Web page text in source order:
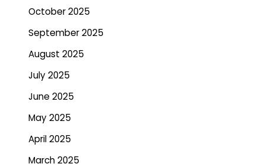
October 2025
September 2025
August 2025
July 2025
June 2025
May 2025
April 2025
March 2025